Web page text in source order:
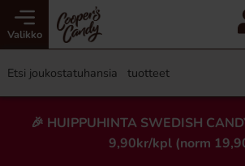
Valikko
🎉 HUIPPUHINTA SWEDISH
9,90kr/kpl (norm